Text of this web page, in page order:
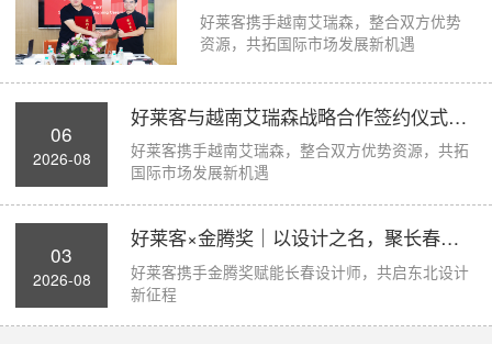
好莱客携手越南艾瑞森，整合双方优势
资源，共拓国际市场发展新机遇
06
2026-08
好莱客与越南艾瑞森战略合作签约仪式圆满举...
好莱客携手越南艾瑞森，整合双方优势资源，共拓
国际市场发展新机遇
03
2026-08
好莱客×金腾奖｜以设计之名，聚长春力量，...
好莱客携手金腾奖赋能长春设计师，共启东北设计
新征程